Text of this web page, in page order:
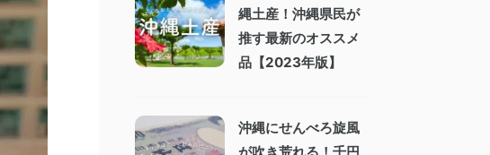
縄土産！沖縄県民が
推す最新のオススメ
品【2023年版】
沖縄にせんべろ旋風